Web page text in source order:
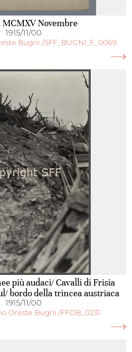
MCMXV Novembre
1915/11/00
Bugni /SFF_BUGNI_F_0069
più audaci/ Cavalli di Frisia
bordo della trincea austriaca
1915/11/00
Oreste Bugni /FFOB_0231